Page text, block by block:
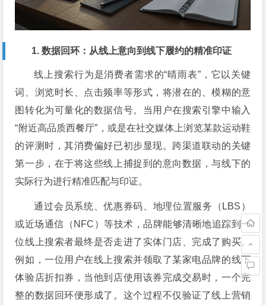
1. 数据回环：从线上意向到线下履约的精准印证
线上搜索行为是消费者需求的“晴雨表”，它以关键
词、浏览时长、点击频率等形式，将潜在的、模糊的意
图转化为可量化的数据信号。当用户在搜索引擎中输入
“附近高品质西餐厅”，或是在社交媒体上浏览某款运动鞋
的评测时，其消费偏好已初步显现。跨渠道联动的关键
第一步，在于将这些线上捕捉到的意向数据，与线下的
实际行为进行精准匹配与印证。
通过会员系统、优惠券码、地理位置服务（LBS）
或近场通信（NFC）等技术，品牌能够清晰地追踪到一
位线上搜索者最终是否走进了实体门店、完成了购买。
例如，一位用户在线上搜索并领取了某家电品牌的线下
体验店折扣券，当他到店使用该券完成交易时，一个完
整的数据回环便形成了。这个过程不仅验证了线上营销